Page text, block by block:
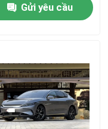
Gửi yêu cầu